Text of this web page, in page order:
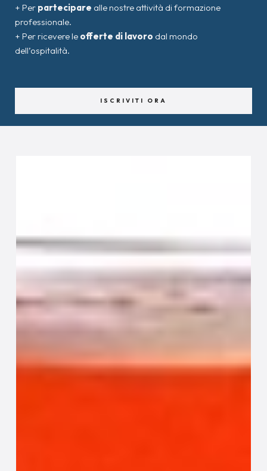
+ Per partecipare alle nostre attività di formazione
professionale.
+ Per ricevere le offerte di lavoro dal mondo
dell’ospitalità.
ISCRIVITI ORA